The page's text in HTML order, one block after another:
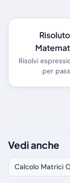
Risolvi
per
Vedi anche
Calcolo Matrici